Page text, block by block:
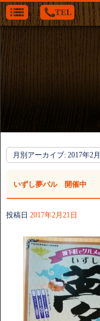
月別アーカイブ: 2017年2月
いずし夢バル 開催中
投稿日 2017年2月21日